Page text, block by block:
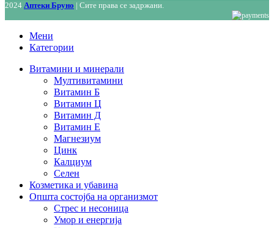
2024 Аптеки Бруно | Сите права се задржани.
Мени
Категории
Витамини и минерали
Мултивитамини
Витамин Б
Витамин Ц
Витамин Д
Витамин Е
Магнезиум
Цинк
Калциум
Селен
Козметика и убавина
Општа состојба на организмот
Стрес и несоница
Умор и енергија